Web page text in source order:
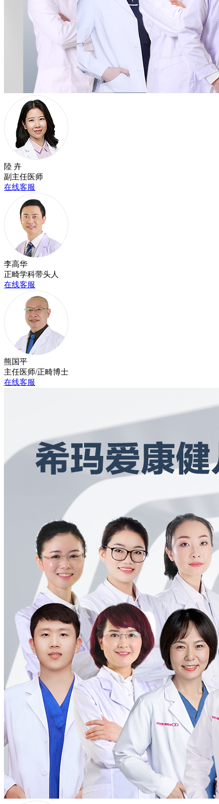
陸 卉
副主任医师
在线客服
李高华
正畸学科带头人
在线客服
熊国平
主任医师/正畸博士
在线客服